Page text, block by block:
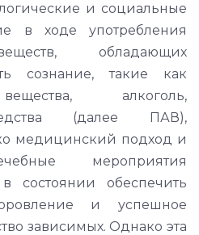
и социальные
в ходе употребления
обладающих
сознание, такие как
алкоголь,
(далее ПАВ),
медицинский подход и
мероприятия
состоянии обеспечить
и успешное
зависимых. Однако эта